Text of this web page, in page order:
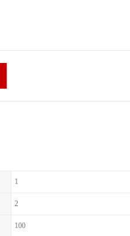
1
2
100